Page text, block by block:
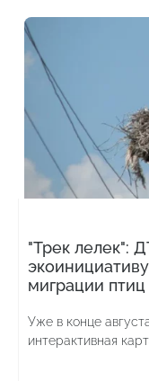
"Трек лелек":
миграции птиц
Уже в конце
интерактивная